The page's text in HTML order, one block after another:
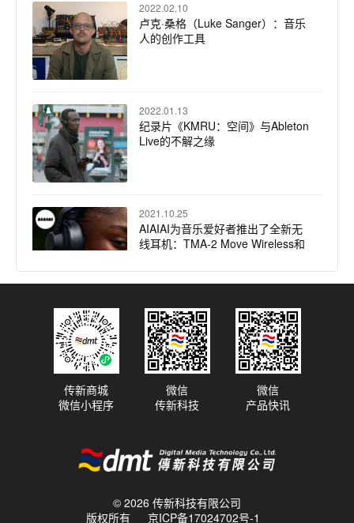
2022.02.10
卢克·桑格（Luke Sanger）：音乐
人的创作工具
2022.01.13
纪录片《KMRU：空间》与Ableton
Live的不解之缘
2021.10.25
AIAIAI为音乐爱好者推出了全新无
线耳机：TMA-2 Move Wireless和
2021.09.22
AIAIAI获奖的TMA-2耳机系统，增
加了两款新录音室耳机，为音乐创
作者们提供更佳的听觉感受
© 2026 传新科技有限公司
版权所有
京ICP备17024702号-1
传新商城
微信小程序
微信
传新科技
微信
产品快讯